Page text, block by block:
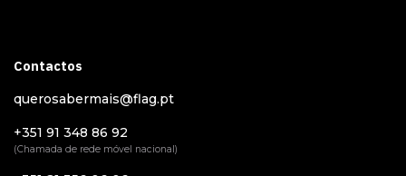
Contactos
querosabermais@flag.pt
+351 91 348 86 92
(Chamada de rede móvel nacional)